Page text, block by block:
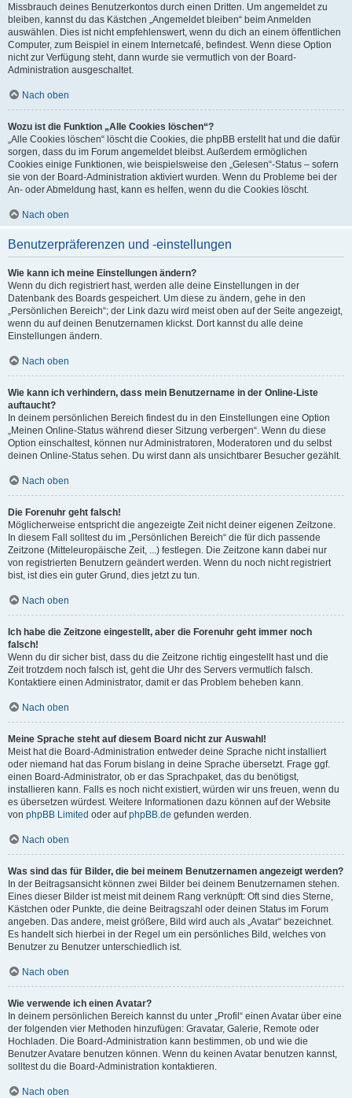
Missbrauch deines Benutzerkontos durch einen Dritten. Um angemeldet zu
bleiben, kannst du das Kästchen „Angemeldet bleiben“ beim Anmelden
auswählen. Dies ist nicht empfehlenswert, wenn du dich an einem öffentlichen
Computer, zum Beispiel in einem Internetcafé, befindest. Wenn diese Option
nicht zur Verfügung steht, dann wurde sie vermutlich von der Board-
Administration ausgeschaltet.
Nach oben
Wozu ist die Funktion „Alle Cookies löschen“?
„Alle Cookies löschen“ löscht die Cookies, die phpBB erstellt hat und die dafür
sorgen, dass du im Forum angemeldet bleibst. Außerdem ermöglichen
Cookies einige Funktionen, wie beispielsweise den „Gelesen“-Status – sofern
sie von der Board-Administration aktiviert wurden. Wenn du Probleme bei der
An- oder Abmeldung hast, kann es helfen, wenn du die Cookies löscht.
Nach oben
Benutzerpräferenzen und -einstellungen
Wie kann ich meine Einstellungen ändern?
Wenn du dich registriert hast, werden alle deine Einstellungen in der
Datenbank des Boards gespeichert. Um diese zu ändern, gehe in den
„Persönlichen Bereich“; der Link dazu wird meist oben auf der Seite angezeigt,
wenn du auf deinen Benutzernamen klickst. Dort kannst du alle deine
Einstellungen ändern.
Nach oben
Wie kann ich verhindern, dass mein Benutzername in der Online-Liste
auftaucht?
In deinem persönlichen Bereich findest du in den Einstellungen eine Option
„Meinen Online-Status während dieser Sitzung verbergen“. Wenn du diese
Option einschaltest, können nur Administratoren, Moderatoren und du selbst
deinen Online-Status sehen. Du wirst dann als unsichtbarer Besucher gezählt.
Nach oben
Die Forenuhr geht falsch!
Möglicherweise entspricht die angezeigte Zeit nicht deiner eigenen Zeitzone.
In diesem Fall solltest du im „Persönlichen Bereich“ die für dich passende
Zeitzone (Mitteleuropäische Zeit, ...) festlegen. Die Zeitzone kann dabei nur
von registrierten Benutzern geändert werden. Wenn du noch nicht registriert
bist, ist dies ein guter Grund, dies jetzt zu tun.
Nach oben
Ich habe die Zeitzone eingestellt, aber die Forenuhr geht immer noch
falsch!
Wenn du dir sicher bist, dass du die Zeitzone richtig eingestellt hast und die
Zeit trotzdem noch falsch ist, geht die Uhr des Servers vermutlich falsch.
Kontaktiere einen Administrator, damit er das Problem beheben kann.
Nach oben
Meine Sprache steht auf diesem Board nicht zur Auswahl!
Meist hat die Board-Administration entweder deine Sprache nicht installiert
oder niemand hat das Forum bislang in deine Sprache übersetzt. Frage ggf.
einen Board-Administrator, ob er das Sprachpaket, das du benötigst,
installieren kann. Falls es noch nicht existiert, würden wir uns freuen, wenn du
es übersetzen würdest. Weitere Informationen dazu können auf der Website
von phpBB Limited oder aufphpBB.de gefunden werden.
Nach oben
Was sind das für Bilder, die bei meinem Benutzernamen angezeigt werden?
In der Beitragsansicht können zwei Bilder bei deinem Benutzernamen stehen.
Eines dieser Bilder ist meist mit deinem Rang verknüpft: Oft sind dies Sterne,
Kästchen oder Punkte, die deine Beitragszahl oder deinen Status im Forum
angeben. Das andere, meist größere, Bild wird auch als „Avatar“ bezeichnet.
Es handelt sich hierbei in der Regel um ein persönliches Bild, welches von
Benutzer zu Benutzer unterschiedlich ist.
Nach oben
Wie verwende ich einen Avatar?
In deinem persönlichen Bereich kannst du unter „Profil“ einen Avatar über eine
der folgenden vier Methoden hinzufügen: Gravatar, Galerie, Remote oder
Hochladen. Die Board-Administration kann bestimmen, ob und wie die
Benutzer Avatare benutzen können. Wenn du keinen Avatar benutzen kannst,
solltest du die Board-Administration kontaktieren.
Nach oben